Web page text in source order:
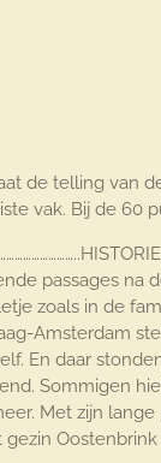
de telling van
vak. Bij de
passages na
zoals in de
Amsterdam
En daar
Sommigen
Met zijn